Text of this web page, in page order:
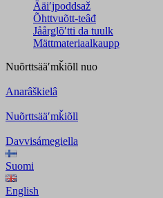
Ääiʹjpoddsaž
Õhttvuõtt-teâđ
Jåårǥlõʹtti da tuulk
Mättmateriaalkaupp
Nuõrttsääʹmǩiõll nuo
Anarâškielâ
Nuõrttsääʹmǩiõll
Davvisámegiella
Suomi
English